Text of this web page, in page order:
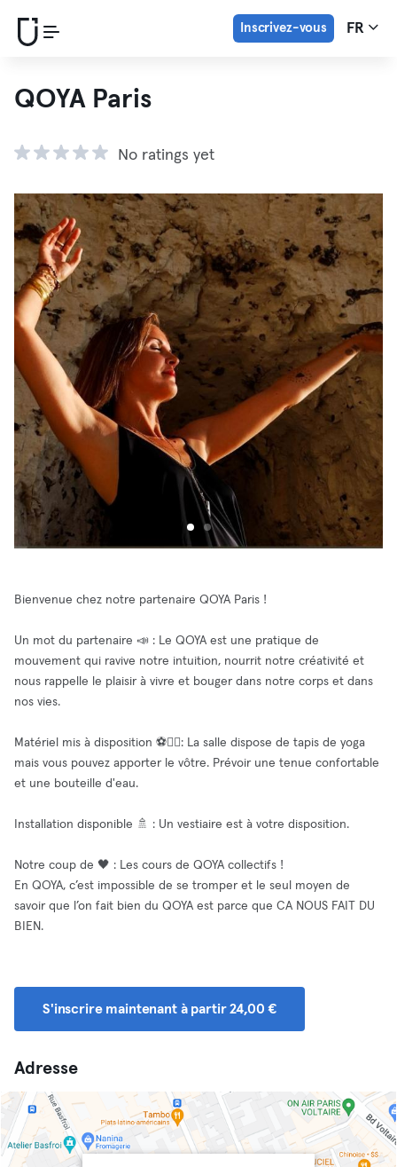
Inscrivez-vous FR
QOYA Paris
No ratings yet
Bienvenue chez notre partenaire QOYA Paris !
Un mot du partenaire 📣 : Le QOYA est une pratique de
mouvement qui ravive notre intuition, nourrit notre créativité et
nous rappelle le plaisir à vivre et bouger dans notre corps et dans
nos vies.
Matériel mis à disposition ⚽🧘‍♂️: La salle dispose de tapis de yoga
mais vous pouvez apporter le vôtre. Prévoir une tenue confortable
et une bouteille d'eau.
Installation disponible 🚿 : Un vestiaire est à votre disposition.
Notre coup de 🖤 : Les cours de QOYA collectifs !
En QOYA, c’est impossible de se tromper et le seul moyen de
savoir que l’on fait bien du QOYA est parce que CA NOUS FAIT DU
BIEN.
S'inscrire maintenant à partir 24,00 €
Adresse